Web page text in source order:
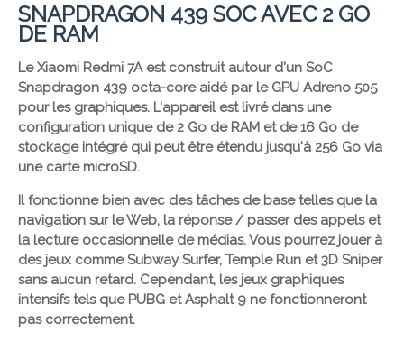
SNAPDRAGON 439 SOC AVEC 2 GO
DE RAM
Le Xiaomi Redmi 7A est construit autour d'un SoC
Snapdragon 439 octa-core aidé par le GPU Adreno 505
pour les graphiques. L'appareil est livré dans une
configuration unique de 2 Go de RAM et de 16 Go de
stockage intégré qui peut être étendu jusqu'à 256 Go via
une carte microSD.
Il fonctionne bien avec des tâches de base telles que la
navigation sur le Web, la réponse / passer des appels et
la lecture occasionnelle de médias. Vous pourrez jouer à
des jeux comme Subway Surfer, Temple Run et 3D Sniper
sans aucun retard. Cependant, les jeux graphiques
intensifs tels que PUBG et Asphalt 9 ne fonctionneront
pas correctement.